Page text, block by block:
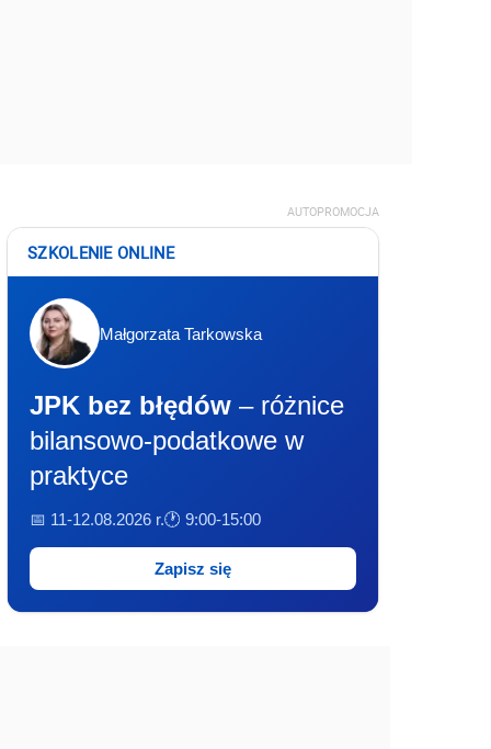
AUTOPROMOCJA
SZKOLENIE ONLINE
Małgorzata Tarkowska
JPK bez błędów – różnice
bilansowo-podatkowe w
praktyce
📅 11-12.08.2026 r.🕐 9:00-15:00
Zapisz się